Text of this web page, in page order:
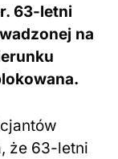
63-letni
na
że 63-letni